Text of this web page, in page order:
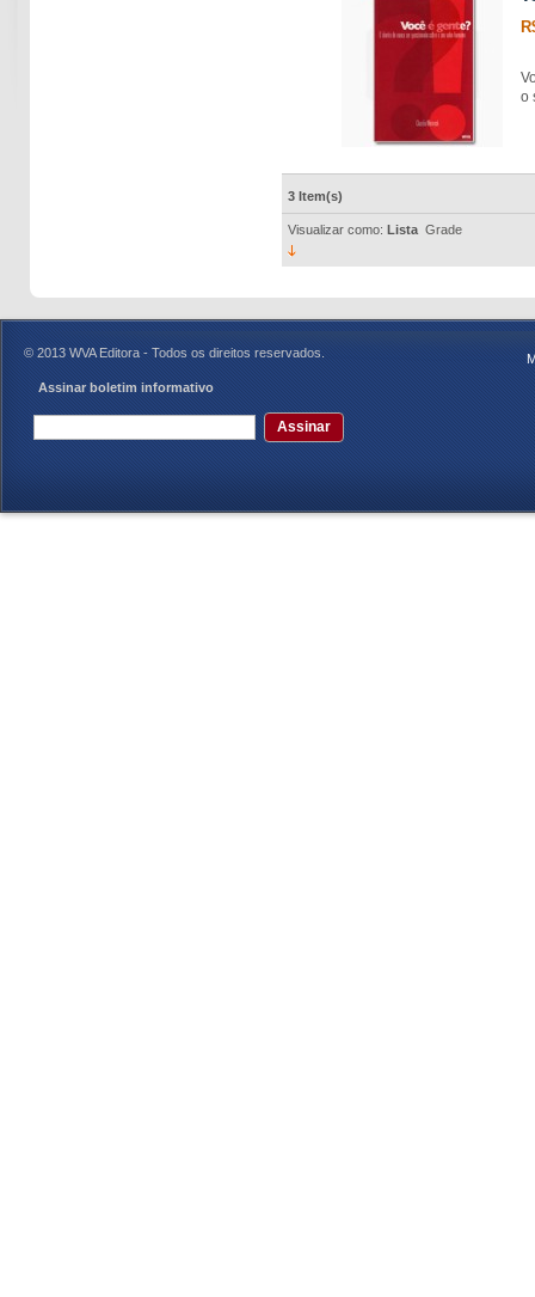
o
3 Item(s)
Visualizar como: Lista Grade
© 2013 WVA Editora - Todos os direitos reservados.
Assinar boletim informativo
Assinar